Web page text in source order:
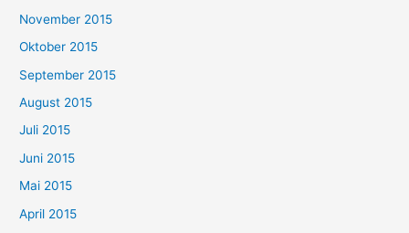
November 2015
Oktober 2015
September 2015
August 2015
Juli 2015
Juni 2015
Mai 2015
April 2015